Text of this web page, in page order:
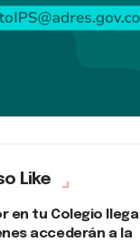
Like
en tu Colegio llega
accederán a la